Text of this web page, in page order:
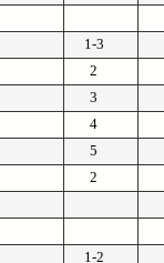
1-3
2
3
4
5
2
1-2